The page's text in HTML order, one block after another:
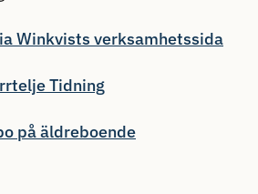
Winkvists verksamhetssida
Tidning
på äldreboende